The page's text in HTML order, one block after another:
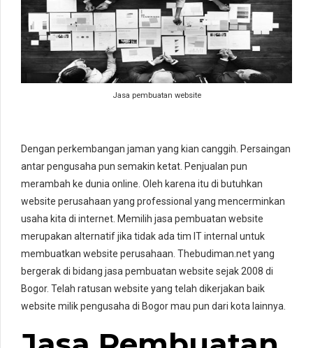
Jasa pembuatan website
Dengan perkembangan jaman yang kian canggih. Persaingan
antar pengusaha pun semakin ketat. Penjualan pun
merambah ke dunia online. Oleh karena itu di butuhkan
website perusahaan yang professional yang mencerminkan
usaha kita di internet. Memilih jasa pembuatan website
merupakan alternatif jika tidak ada tim IT internal untuk
membuatkan website perusahaan. Thebudiman.net yang
bergerak di bidang jasa pembuatan website sejak 2008 di
Bogor. Telah ratusan website yang telah dikerjakan baik
website milik pengusaha di Bogor mau pun dari kota lainnya.